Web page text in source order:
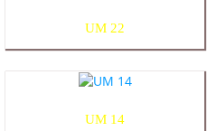
UM 22
UM 14